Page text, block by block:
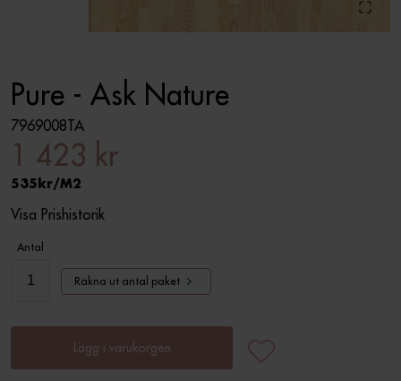
Pure - Ask Nature
7969008TA
1 423 kr
535 M2
Visa Prishistorik
Antal
Räkna ut antal paket
Lägg i varukorgen